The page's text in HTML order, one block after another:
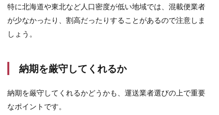
特に北海道や東北など人口密度が低い地域では、混載便業者
が少なかったり、割高だったりすることがあるので注意しま
しょう。
納期を厳守してくれるか
納期を厳守してくれるかどうかも、運送業者選びの上で重要
なポイントです。